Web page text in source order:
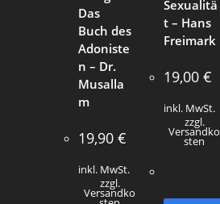
Das
Buch des
Adoniste
n – Dr.
Musalla
m
19,90€
inkl. MwSt.
zzgl.
Versandko
Sexualitä
t – Hans
Freimark
19,00 €
inkl. MwSt.
zzgl.
Versandko
sten